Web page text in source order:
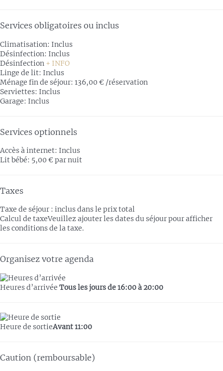
Services obligatoires ou inclus
Climatisation: Inclus
Désinfection: Inclus
Désinfection + INFO
Linge de lit: Inclus
Ménage fin de séjour: 136,00 € /réservation
Serviettes: Inclus
Garage: Inclus
Services optionnels
Accès à internet: Inclus
Lit bébé: 5,00 € par nuit
Taxes
Taxe de séjour : inclus dans le prix total
Calcul de taxeVeuillez ajouter les dates du séjour pour afficher
les conditions de la taxe.
Organisez votre agenda
Heures d’arrivée Tous les jours de 16:00 à 20:00
Heure de sortieAvant 11:00
Caution (remboursable)